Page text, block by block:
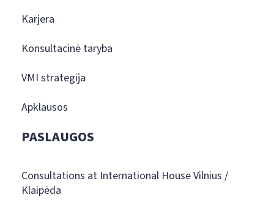
Karjera
Konsultacinė taryba
VMI strategija
Apklausos
PASLAUGOS
Consultations at International House Vilnius /
Klaipėda